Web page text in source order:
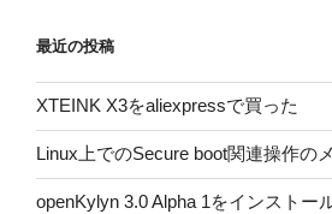
最近の投稿
XTEINK X3をaliexpressで買った
Linux上でのSecure boot関連操作の
openKylyn 3.0 Alpha 1をインストー